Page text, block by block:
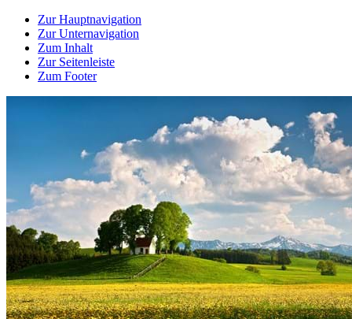
Zur Hauptnavigation
Zur Unternavigation
Zum Inhalt
Zur Seitenleiste
Zum Footer